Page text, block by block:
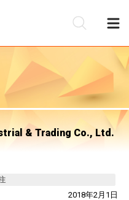
& Trading Co., Ltd.
2018年2月1日